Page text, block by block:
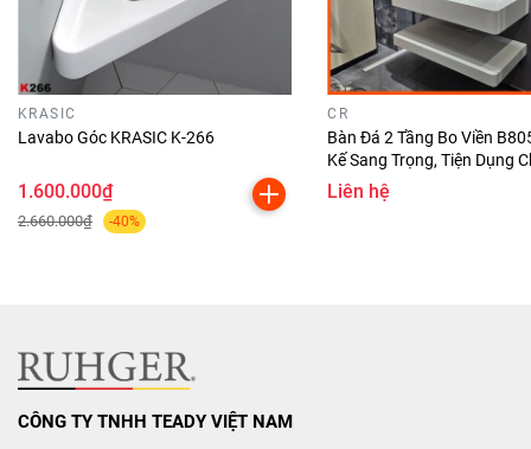
KRASIC
Lavabo Góc KRASIC K-266
1.600.000₫
2.660.000₫ -40%
CR
Bàn Đá 2 Tầng Bo Viền
Kế Sang Trọng, Tiện Dụng
Tắm
Liên hệ
CÔNG TY TNHH TEADY VIỆT NAM